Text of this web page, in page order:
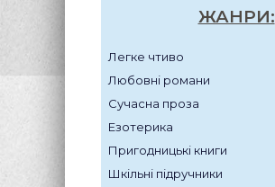
ЖАНРИ:
Легке чтиво
Любовні романи
Сучасна проза
Езотерика
Пригодницькі книги
Шкільні підручники